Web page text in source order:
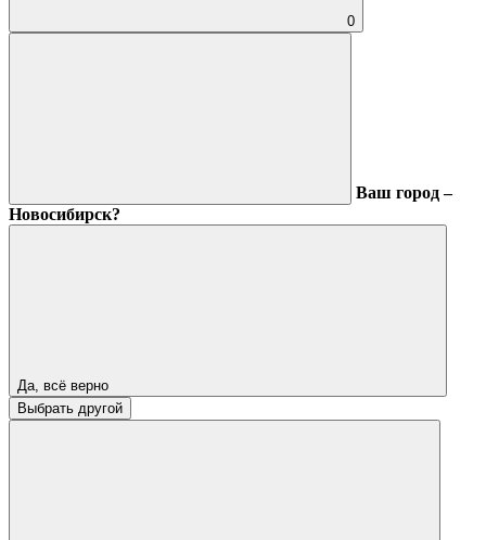
0
Ваш город –
Новосибирск?
Да, всё верно
Выбрать другой